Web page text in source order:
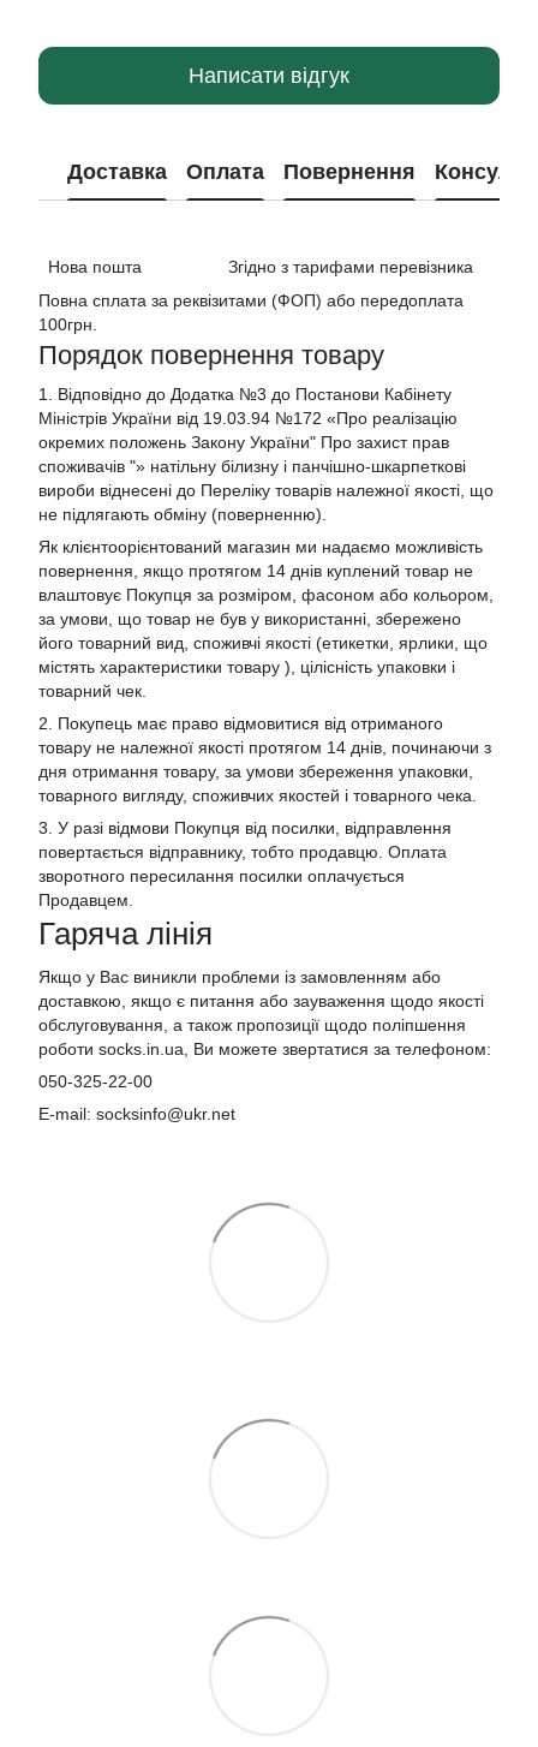
Написати відгук
Доставка Оплата Повернення
Нова пошта Згідно з тарифами перевізника
Повна сплата за реквізитами (ФОП) або передоплата
100грн.
Порядок повернення товару
1. Відповідно до Додатка №3 до Постанови Кабінету
Міністрів України від 19.03.94 №172 «Про реалізацію
окремих положень Закону України" Про захист прав
споживачів "» натільну білизну і панчішно-шкарпеткові
вироби віднесені до Переліку товарів належної якості, що
не підлягають обміну (поверненню).
Як клієнтоорієнтований магазин ми надаємо можливість
повернення, якщо протягом 14 днів куплений товар не
влаштовує Покупця за розміром, фасоном або кольором,
за умови, що товар не був у використанні, збережено
його товарний вид, споживчі якості (етикетки, ярлики, що
містять характеристики товару ), цілісність упаковки і
товарний чек.
2. Покупець має право відмовитися від отриманого
товару не належної якості протягом 14 днів, починаючи з
дня отримання товару, за умови збереження упаковки,
товарного вигляду, споживчих якостей і товарного чека.
3. У разі відмови Покупця від посилки, відправлення
повертається відправнику, тобто продавцю. Оплата
зворотного пересилання посилки оплачується
Продавцем.
Гаряча лінія
Якщо у Вас виникли проблеми із замовленням або
доставкою, якщо є питання або зауваження щодо якості
обслуговування, а також пропозиції щодо поліпшення
роботи socks.in.ua, Ви можете звертатися за телефоном:
050-325-22-00
E-mail: socksinfo@ukr.net